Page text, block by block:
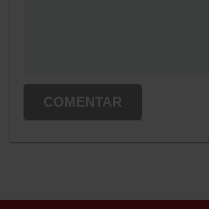
COMENTAR